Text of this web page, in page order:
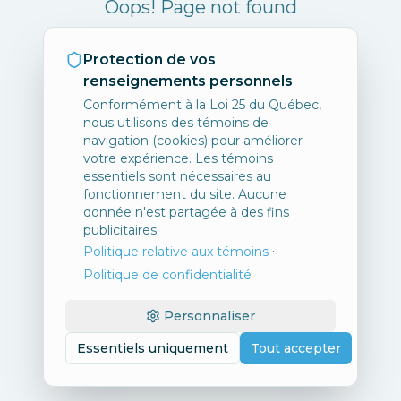
Oops! Page not found
Protection de vos
renseignements personnels
Conformément à la Loi 25 du Québec,
nous utilisons des témoins de
navigation (cookies) pour améliorer
votre expérience. Les témoins
essentiels sont nécessaires au
fonctionnement du site. Aucune
donnée n'est partagée à des fins
publicitaires.
Politique relative aux témoins ·
Politique de confidentialité
Personnaliser
Essentiels uniquement
Tout accepter